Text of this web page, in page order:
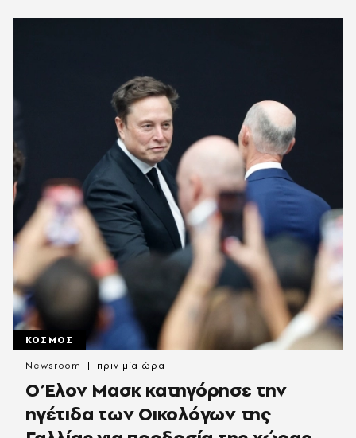
ΚΟΣΜΟΣ
Ο Έλον Μασκ κατηγόρησε την
ηγέτιδα των Οικολόγων της
Newsroom πριν μία ώρα